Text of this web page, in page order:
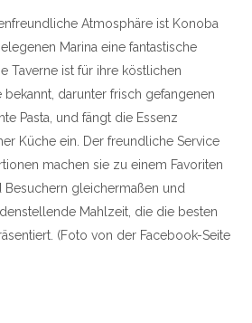
Atmosphäre ist Konoba
Marina eine fantastische
Taverne ist für ihre köstlichen
darunter frisch gefangenen
Pasta, und fängt die Essenz
Küche ein. Der freundliche Service
machen sie zu einem Favoriten
Besuchern gleichermaßen und
Mahlzeit, die die besten
(Foto von der Facebook-Seite